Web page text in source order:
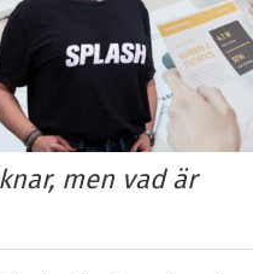
men vad är